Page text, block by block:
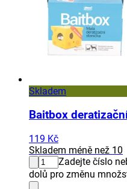
Skladem
Baitbox
119 Kč
Skladem méně než 10
Zadejte číslo
dolů pro změnu